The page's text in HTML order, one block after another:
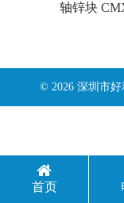
轴锌块
© 2026 深圳市
首页